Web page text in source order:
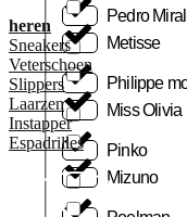
Pedro
Philippe
Pinko
Metisse
Miss Olivia
Mizuno
heren
Sneakers
Veterschoen
Slippers
Laarzen
Instapper
Espadrilles